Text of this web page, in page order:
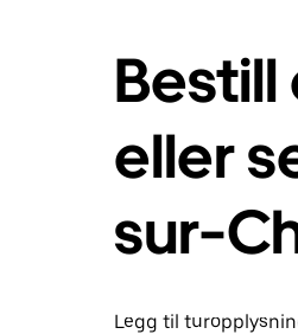
Bestill
eller
sur-
Legg til